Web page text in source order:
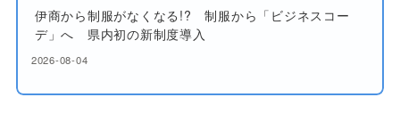
伊商から制服がなくなる!? 制服から「ビジネスコー
デ」へ 県内初の新制度導入
2026-08-04